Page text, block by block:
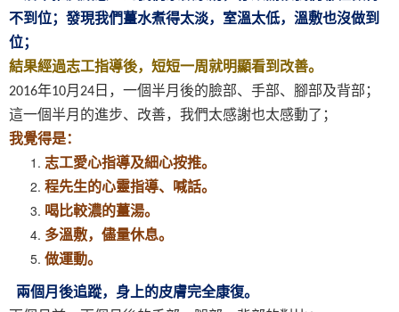
不到位；發現我們薑水煮得太淡，室溫太低，溫敷也沒做到
位；
結果經過志工指導後，短短一周就明顯看到改善。
2016年10月24日，一個半月後的臉部、手部、腳部及背部；
這一個半月的進步、改善，我們太感謝也太感動了；
我覺得是：
志工愛心指導及細心按推。
程先生的心靈指導、喊話。
喝比較濃的薑湯。
多溫敷，儘量休息。
做運動。
兩個月後追蹤，身上的皮膚完全康復。